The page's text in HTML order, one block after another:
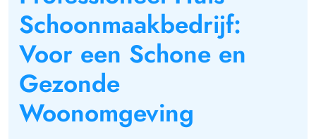
Schoonmaakbedrijf:
Voor een Schone en
Gezonde
Woonomgeving